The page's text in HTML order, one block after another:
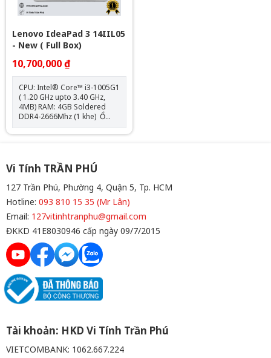
Lenovo IdeaPad 3 14IIL05
- New ( Full Box)
10,700,000 ₫
CPU: Intel® Core™ i3-1005G1
( 1.20 GHz upto 3.40 GHz,
4MB) RAM: 4GB Soldered
DDR4-2666Mhz (1 khe) Ổ
cứng: 128GB SSD M.2 2242
PCIe 3.0x4 NVMe VGA:
FHD (1920x1080) IPS Pin:
35WhCân nặng: 1.7 kg Màu
sắc: Abyss Blue
Vi Tính TRẦN PHÚ
127 Trần Phú, Phường 4, Quận 5, Tp. HCM
Hotline: 093 810 15 35 (Mr Lân)
Email: 127vitinhtranphu@gmail.com
ĐKKD 41E8030946 cấp ngày 09/7/2015
Tài khoản: HKD Vi Tính Trần Phú
VIETCOMBANK: 1062.667.224